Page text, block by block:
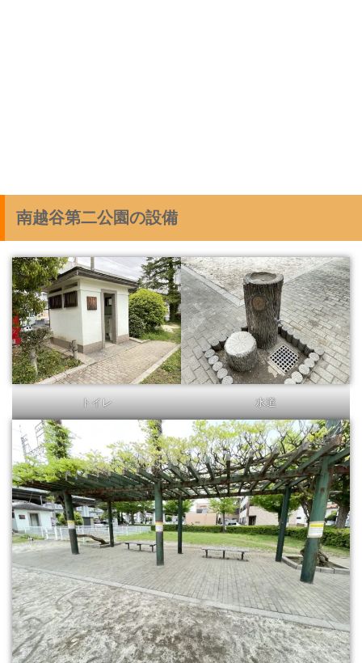
南越谷第二公園の設備
トイレ 水道